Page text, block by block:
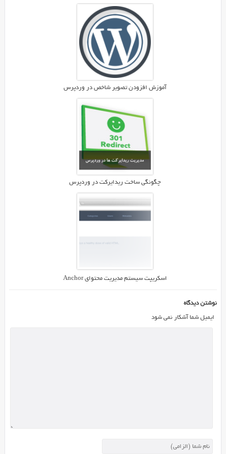
آموزش افزودن تصویر شاخص در وردپرس
چگونگی ساخت ریدایرکت در وردپرس
اسکریپت سیستم مدیریت محتوای Anchor
نوشتن دیدگاه
ایمیل شما آشکار نمی شود